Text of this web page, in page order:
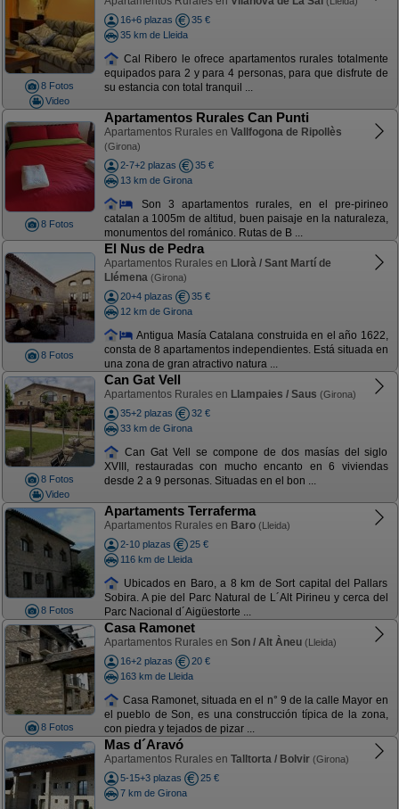
8 Fotos
Video
16+6 plazas
35 €
35 km de Lleida
Cal Ribero le ofrece apartamentos rurales totalmente
equipados para 2 y para 4 personas, para que disfrute de
su estancia con total tranquil ...
8 Fotos
Apartamentos Rurales Can Punti
Apartamentos Rurales en Vallfogona de Ripollès
(Girona)
2-7+2 plazas
35 €
13 km de Girona
Son 3 apartamentos rurales, en el pre-pirineo
catalan a 1005m de altitud, buen paisaje en la naturaleza,
monumentos del románico. Rutas de B ...
8 Fotos
El Nus de Pedra
Apartamentos Rurales en Llorà / Sant Martí de
Llémena (Girona)
20+4 plazas
35 €
12 km de Girona
Antigua Masía Catalana construida en el año 1622,
consta de 8 apartamentos independientes. Está situada en
una zona de gran atractivo natura ...
8 Fotos
Video
Can Gat Vell
Apartamentos Rurales en Llampaies / Saus (Girona)
35+2 plazas
32 €
33 km de Girona
Can Gat Vell se compone de dos masías del siglo
XVIII, restauradas con mucho encanto en 6 viviendas
desde 2 a 9 personas. Situadas en el bon ...
8 Fotos
Apartaments Terraferma
Apartamentos Rurales en Baro (Lleida)
2-10 plazas
25 €
116 km de Lleida
Ubicados en Baro, a 8 km de Sort capital del Pallars
Sobira. A pie del Parc Natural de L´Alt Pirineu y cerca del
Parc Nacional d´Aigüestorte ...
8 Fotos
Casa Ramonet
Apartamentos Rurales en Son / Alt Àneu (Lleida)
16+2 plazas
20 €
163 km de Lleida
Casa Ramonet, situada en el n° 9 de la calle Mayor en
el pueblo de Son, es una construcción típica de la zona,
con piedra y tejados de pizar ...
Mas d´Aravó
Apartamentos Rurales en Talltorta / Bolvir (Girona)
5-15+3 plazas
25 €
7 km de Girona